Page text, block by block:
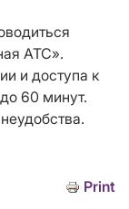
АТС».
и доступа к
60 минут.
Print